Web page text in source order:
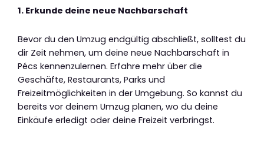
1. Erkunde deine neue Nachbarschaft
Bevor du den Umzug endgültig abschließt, solltest du
dir Zeit nehmen, um deine neue Nachbarschaft in
Pécs kennenzulernen. Erfahre mehr über die
Geschäfte, Restaurants, Parks und
Freizeitmöglichkeiten in der Umgebung. So kannst du
bereits vor deinem Umzug planen, wo du deine
Einkäufe erledigt oder deine Freizeit verbringst.